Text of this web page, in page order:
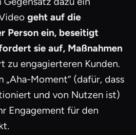
geht auf die
Person ein, beseitigt
sie auf, Maßnahmen
zu engagierteren Kunden.
„Aha-Moment“ (dafür, dass
und von Nutzen ist)
Engagement für den